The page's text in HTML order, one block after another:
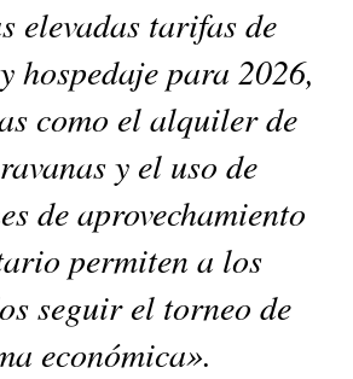
elevadas tarifas de
hospedaje para 2026,
como el alquiler de
y el uso de
de aprovechamiento
permiten a los
seguir el torneo de
económica».